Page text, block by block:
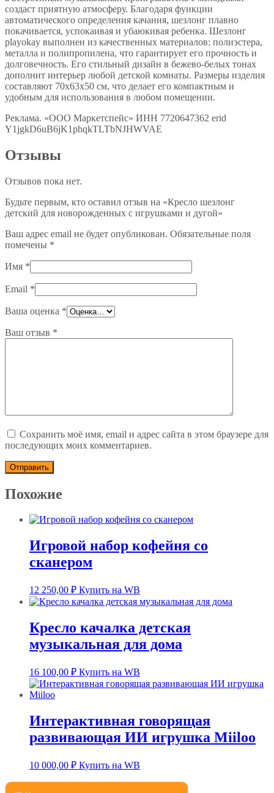
создаст приятную атмосферу. Благодаря функции
автоматического определения качания, шезлонг плавно
покачивается, успокаивая и убаюкивая ребенка. Шезлонг
playokay выполнен из качественных материалов: полиэстера,
металла и полипропилена, что гарантирует его прочность и
долговечность. Его стильный дизайн в бежево-белых тонах
дополнит интерьер любой детской комнаты. Размеры изделия
составляют 70x63x50 см, что делает его компактным и
удобным для использования в любом помещении.
Реклама. «ООО Маркетспейс» ИНН 7720647362 erid
Y1jgkD6uB6jK1phqkTLTbNJHWVAE
Отзывы
Отзывов пока нет.
Будьте первым, кто оставил отзыв на «Кресло шезлонг
детский для новорожденных с игрушками и дугой»
Ваш адрес email не будет опубликован. Обязательные поля
помечены *
Имя *
Email *
Ваша оценка *
Ваш отзыв *
Сохранить моё имя, email и адрес сайта в этом браузере для
последующих моих комментариев.
Похожие
Игровой набор кофейня со
сканером
12 250,00 ₽ Купить на WB
Кресло качалка детская
музыкальная для дома
16 100,00 ₽ Купить на WB
Интерактивная говорящая
развивающая ИИ игрушка Miiloo
10 000,00 ₽ Купить на WB